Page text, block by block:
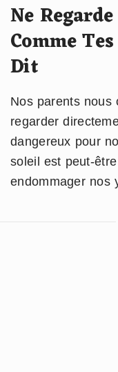
Ne
Comme
Dit
Nos parents nous
regarder
dangereux pour
soleil est peut-
endommager nos